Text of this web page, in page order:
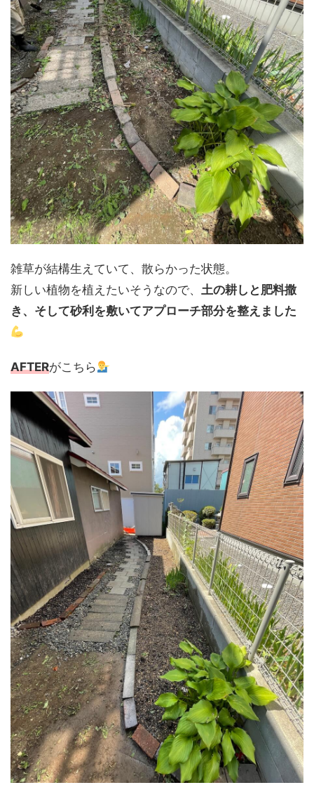
雑草が結構生えていて、散らかった状態。
新しい植物を植えたいそうなので、 土の耕しと肥料撒
き、そして砂利を敷いてアプローチ部分を整えました
AFTERがこちら